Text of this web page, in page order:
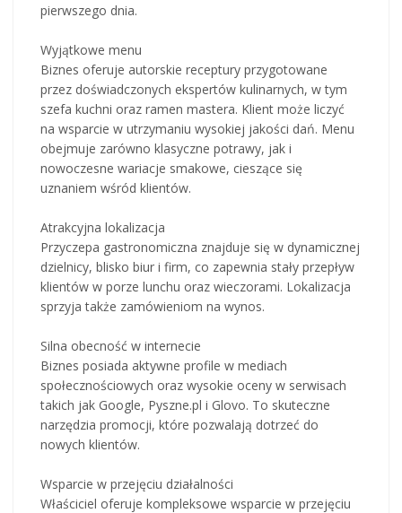
pierwszego dnia.
Wyjątkowe menu
Biznes oferuje autorskie receptury przygotowane
przez doświadczonych ekspertów kulinarnych, w tym
szefa kuchni oraz ramen mastera. Klient może liczyć
na wsparcie w utrzymaniu wysokiej jakości dań. Menu
obejmuje zarówno klasyczne potrawy, jak i
nowoczesne wariacje smakowe, cieszące się
uznaniem wśród klientów.
Atrakcyjna lokalizacja
Przyczepa gastronomiczna znajduje się w dynamicznej
dzielnicy, blisko biur i firm, co zapewnia stały przepływ
klientów w porze lunchu oraz wieczorami. Lokalizacja
sprzyja także zamówieniom na wynos.
Silna obecność w internecie
Biznes posiada aktywne profile w mediach
społecznościowych oraz wysokie oceny w serwisach
takich jak Google, Pyszne.pl i Glovo. To skuteczne
narzędzia promocji, które pozwalają dotrzeć do
nowych klientów.
Wsparcie w przejęciu działalności
Właściciel oferuje kompleksowe wsparcie w przejęciu